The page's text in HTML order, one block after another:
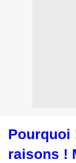
Pourquoi
raisons !